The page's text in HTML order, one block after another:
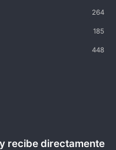
264
185
448
recibe directamente